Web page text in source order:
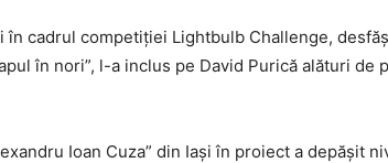
în cadrul competiției Lightbulb Challenge,
în nori”, l-a inclus pe David Purică alături de
Ioan Cuza” din Iași în proiect a depășit